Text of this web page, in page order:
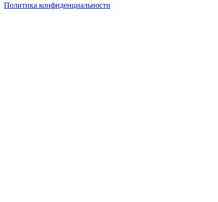
Политика конфиденциальности